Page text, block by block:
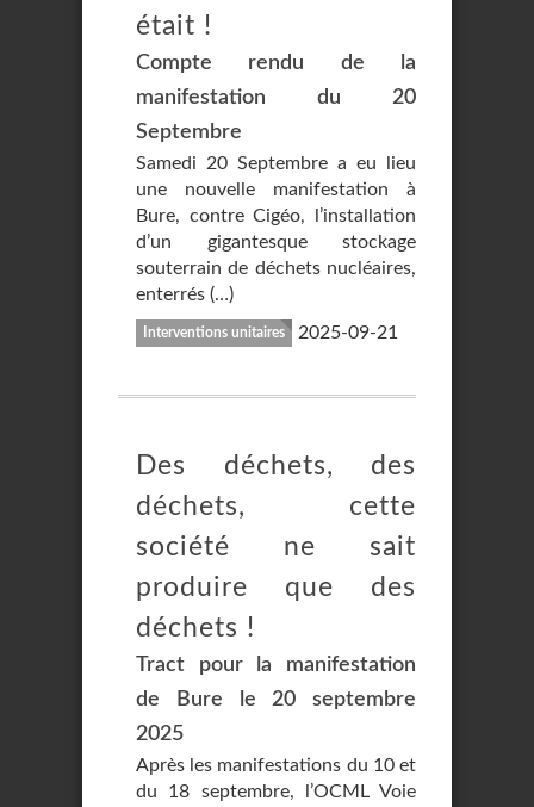
était !
Compte rendu de la
manifestation du 20
Septembre
Samedi 20 Septembre a eu lieu
une nouvelle manifestation à
Bure, contre Cigéo, l’installation
d’un gigantesque stockage
souterrain de déchets nucléaires,
enterrés (…)
Interventions unitaires 2025-09-21
Des déchets, des
déchets, cette
société ne sait
produire que des
déchets !
Tract pour la manifestation
de Bure le 20 septembre
2025
Après les manifestations du 10 et
du 18 septembre, l’OCML Voie